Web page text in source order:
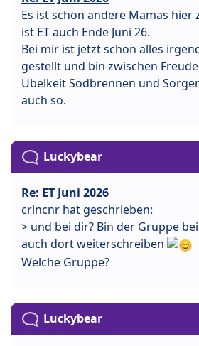
Es ist schön andere Mamas hier
ist ET auch Ende Juni 26.
Bei mir ist jetzt schon alles
gestellt und bin zwischen
Übelkeit Sodbrennen und
auch so.
Luckybear
Re: ET Juni 2026
crlncnr hat geschrieben:
> und bei dir? Bin der Gruppe
auch dort weiterschreiben
Welche Gruppe?
Luckybear